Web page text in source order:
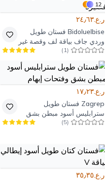
12
ر.ع.٢٤٫٦٣
Bidoluelbise فستان طويل
وردي جاف بياقة لف وقصة غير
متماثلة وأكمام قصيرة
(
1
)
ر.ع.١٧٫٢٣
Zagrep فستان طويل
سترابليس أسود مبطن بشق
وفتحات إبهام (
5
)
ر.ع.٣٥٫٣٥